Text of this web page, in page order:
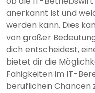
anerkannt ist und
werden kann. Dies
von großer
dich entscheidest,
bietet dir die
Fähigkeiten im IT-
beruflichen Chancen